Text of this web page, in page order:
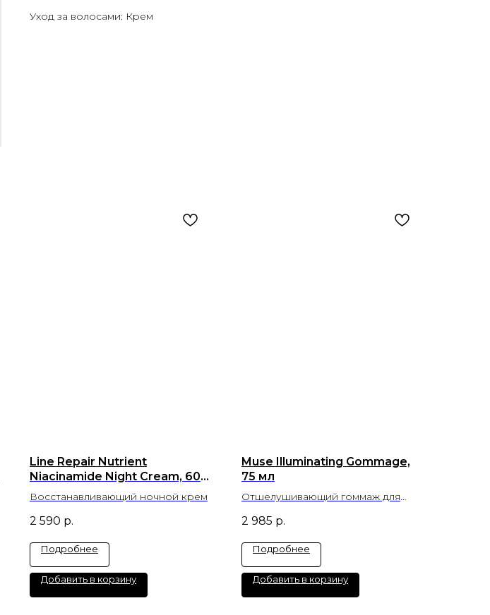
Уход за волосами: Крем
Line Repair Nutrient
Niacinamide Night Cream, 60
мл
Восстанавливающий ночной крем
2 590 р.
Подробнее
Добавить в корзину
Muse Illuminating Gommage,
75 мл
Отшелушивающий гоммаж для
2 985 р.
Подробнее
Добавить в корзину